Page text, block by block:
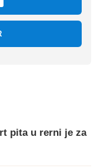
pita u rerni je za